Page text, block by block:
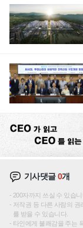
기사댓글0개
200자까지 쓰실 수 있습
저작권 등 다른 사람의 권
를 받을 수 있습니다.
타인에게 불쾌감을 주는